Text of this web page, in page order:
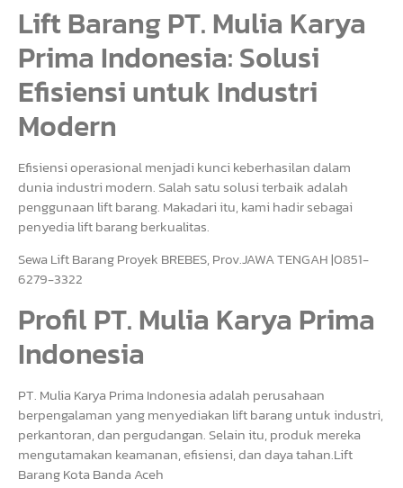
Lift Barang PT. Mulia Karya
Prima Indonesia: Solusi
Efisiensi untuk Industri
Modern
Efisiensi operasional menjadi kunci keberhasilan dalam
dunia industri modern. Salah satu solusi terbaik adalah
penggunaan lift barang. Makadari itu, kami hadir sebagai
penyedia lift barang berkualitas.
Sewa Lift Barang Proyek BREBES, Prov.JAWA TENGAH |0851-
6279-3322
Profil PT. Mulia Karya Prima
Indonesia
PT. Mulia Karya Prima Indonesia adalah perusahaan
berpengalaman yang menyediakan lift barang untuk industri,
perkantoran, dan pergudangan. Selain itu, produk mereka
mengutamakan keamanan, efisiensi, dan daya tahan.Lift
Barang Kota Banda Aceh